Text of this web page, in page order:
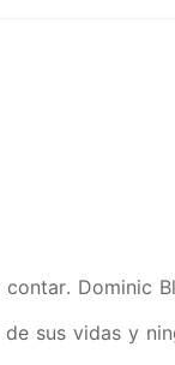
Dominic
sus vidas y